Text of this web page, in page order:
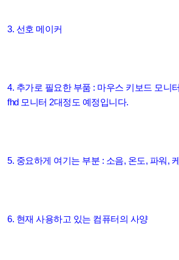
3. 선호 메이커
4. 추가로 필요한 부품 : 마우스 키보드 모니
fhd 모니터 2대정도 예정입니다.
5. 중요하게 여기는 부분 : 소음, 온도, 파워,
6. 현재 사용하고 있는 컴퓨터의 사양